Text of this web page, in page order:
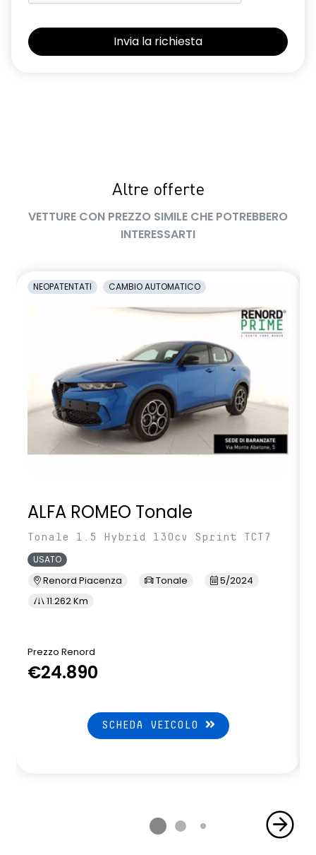
retrovisori esterni elettrici riscaldabili e ripiegabili
elettricamente
sistema di frenata d'emergenza attiva con riconoscimento
sistema di rilevamento stato di vigilanza del conducente
Auto™ / Apple CarPlay™
volante multifunzione in TEP
Altre offerte
VETTURE CON PREZZO SIMILE CHE POTREBBERO
INTERESSARTI
NEOPATENTATI CAMBIO AUTOMATICO
ALFA ROMEO Tonale
Tonale 1.5 Hybrid 130cv Sprint TCT7
USATO
Renord Piacenza Tonale
5/2024
11.262 Km
Prezzo Renord
€24.890
SCHEDA VEICOLO